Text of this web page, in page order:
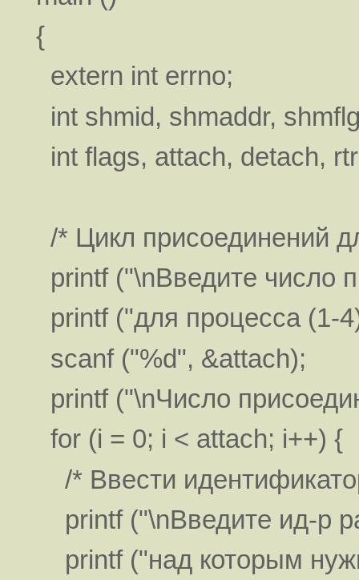
{
extern int errno;
int shmid, shmaddr,
int flags, attach, detach,
/* Цикл присоединений
printf ("\nВведите число
printf ("для процесса (1-
scanf ("%d", &attach);
printf ("\nЧисло
for (i = 0; i < attach; i++) {
/* Ввести
printf ("\nВведите ид-р
printf ("над которым